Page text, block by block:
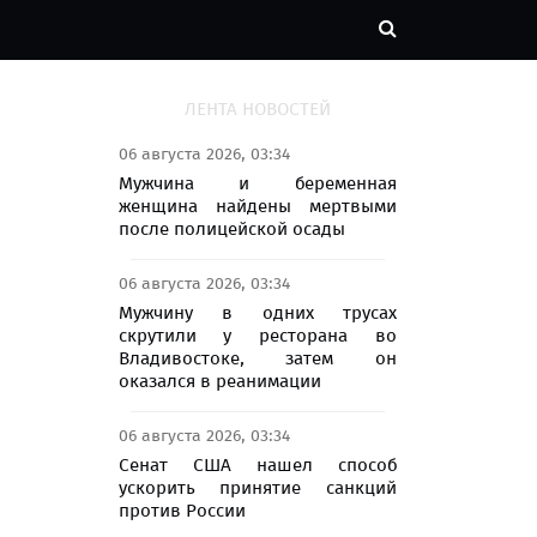
ЛЕНТА НОВОСТЕЙ
06 августа 2026, 03:34
Мужчина и беременная
женщина найдены мертвыми
после полицейской осады
06 августа 2026, 03:34
Мужчину в одних трусах
скрутили у ресторана во
Владивостоке, затем он
оказался в реанимации
06 августа 2026, 03:34
Сенат США нашел способ
ускорить принятие санкций
против России